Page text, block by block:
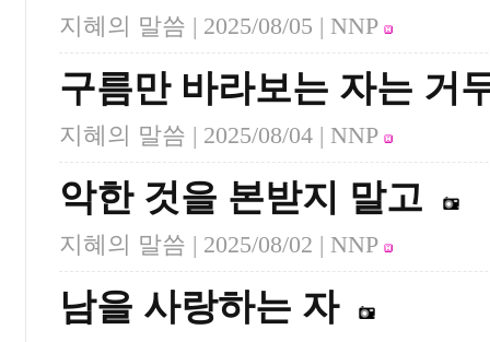
지혜의 말씀 | 2025/08/05 | NNP
구름만 바라보는 자는 거
지혜의 말씀 | 2025/08/04 | NNP
악한 것을 본받지 말고
지혜의 말씀 | 2025/08/02 | NNP
남을 사랑하는 자